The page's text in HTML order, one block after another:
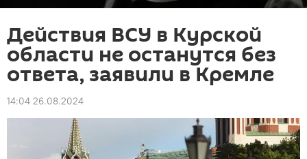
Действия ВСУ в Курской
области не останутся без
ответа, заявили в Кремле
14:04 26.08.2024